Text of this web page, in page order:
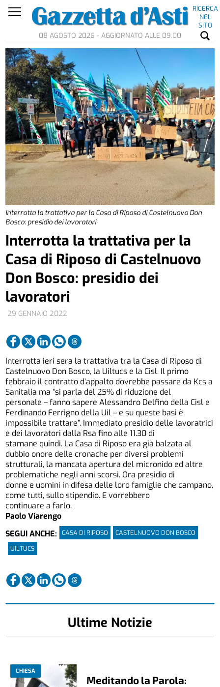
RICERCA
NEL
SITO
08 AGOSTO 2026 - AGGIORNATO ALLE 09.00
Interrotta la trattativa per la Casa di Riposo di Castelnuovo Don
Bosco: presidio dei lavoratori
29 GENNAIO 2022
Interrotta la trattativa per la
Casa di Riposo di Castelnuovo
Don Bosco: presidio dei
lavoratori
Interrotta ieri sera la trattativa tra la Casa di Riposo di
Castelnuovo Don Bosco, la Uiltucs e la Cisl. Il primo
febbraio il contratto d’appalto dovrebbe passare da Kcs a
Sanitalia ma “si parla del 25% di riduzione del
personale – fanno sapere Alessandro Delfino della Cisl e
Ferdinando Ferrigno della Uil – e su queste basi è
impossibile trattare”. Immediato presidio delle lavoratrici
e dei lavoratori dalla Rsa fino alle 11.30 di
stamane quindi. La Casa di Riposo era già balzata al
dubbio onore delle cronache per diversi problemi
strutturali, la mancata apertura del micronido ed altre
problematiche negli anni scorsi. Ora presidio di
donne e uomini in difesa delle loro famiglie che campano,
come tutti, sullo stipendio. E vorrebbero
continuare a farlo.
Paolo Viarengo
SEGUI ANCHE:
CASA DI RIPOSO
CASTELNUOVO DON BOSCO
UILTUCS
Ultime Notizie
CHIESA
Meditando la Parola: